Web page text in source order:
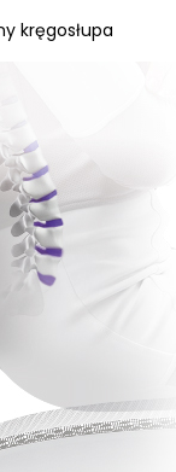
kręgosłupa